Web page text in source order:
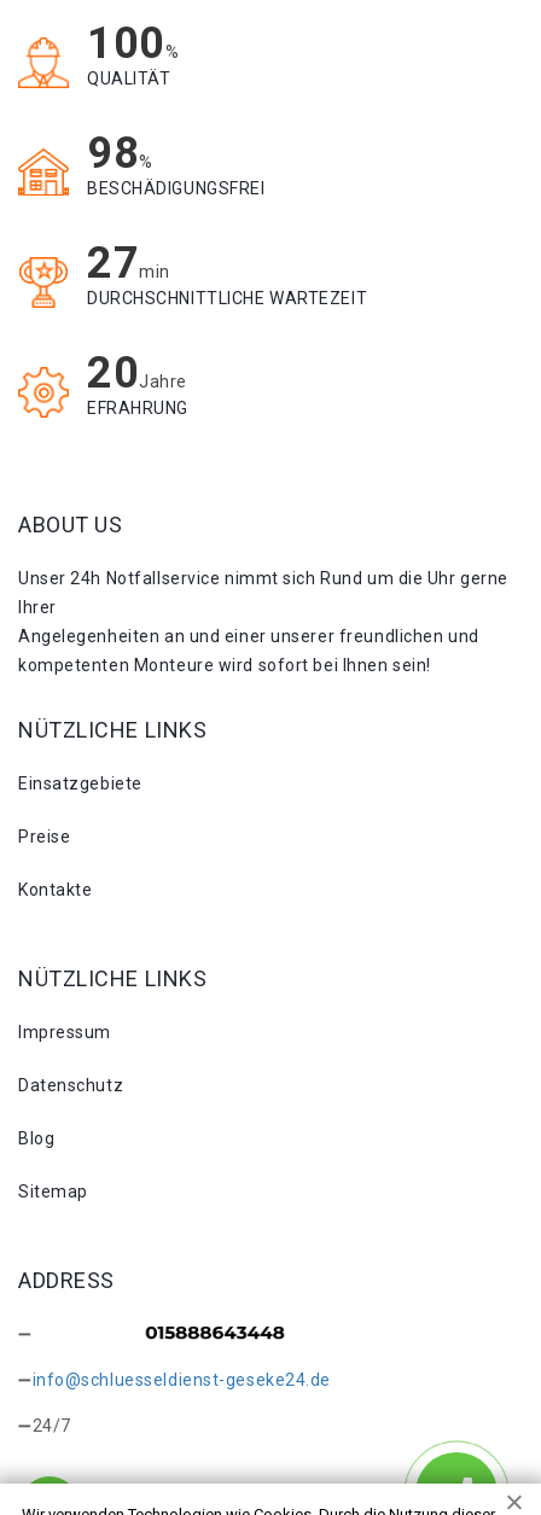
100%
QUALITÄT
98%
BESCHÄDIGUNGSFREI
27min
DURCHSCHNITTLICHE WARTEZEIT
20Jahre
EFRAHRUNG
ABOUT US
Unser 24h Notfallservice nimmt sich Rund um die Uhr gerne
Ihrer
Angelegenheiten an und einer unserer freundlichen und
kompetenten Monteure wird sofort bei Ihnen sein!
NÜTZLICHE LINKS
Einsatzgebiete
Preise
Kontakte
NÜTZLICHE LINKS
Impressum
Datenschutz
Blog
Sitemap
ADDRESS
info@schluesseldienst-geseke24.de
24/7